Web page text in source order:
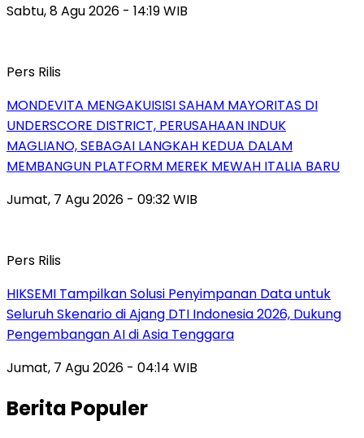
Sabtu, 8 Agu 2026 - 14:19 WIB
Pers Rilis
MONDEVITA MENGAKUISISI SAHAM MAYORITAS DI
UNDERSCORE DISTRICT, PERUSAHAAN INDUK
MAGLIANO, SEBAGAI LANGKAH KEDUA DALAM
MEMBANGUN PLATFORM MEREK MEWAH ITALIA BARU
Jumat, 7 Agu 2026 - 09:32 WIB
Pers Rilis
HIKSEMI Tampilkan Solusi Penyimpanan Data untuk
Seluruh Skenario di Ajang DTI Indonesia 2026, Dukung
Pengembangan AI di Asia Tenggara
Jumat, 7 Agu 2026 - 04:14 WIB
Berita Populer